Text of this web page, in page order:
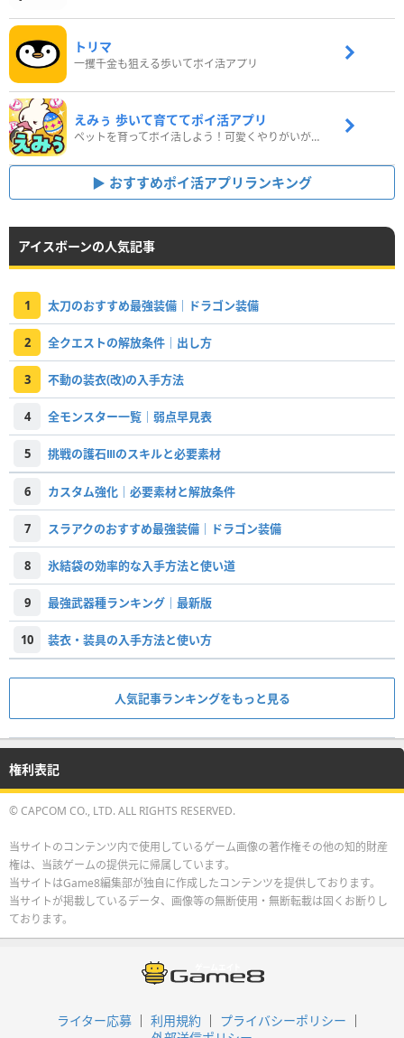
トリマ
一攫千金も狙える歩いてポイ活アプリ
えみぅ 歩いて育ててポイ活アプリ
ペットを育ってポイ活しよう！可愛くやりがいがある新感覚アプリ
おすすめポイ活アプリランキング
アイスボーンの人気記事
1 太刀のおすすめ最強装備｜ドラゴン装備
2 全クエストの解放条件｜出し方
3 不動の装衣(改)の入手方法
4 全モンスター一覧｜弱点早見表
5 挑戦の護石Ⅲのスキルと必要素材
6 カスタム強化｜必要素材と解放条件
7 スラアクのおすすめ最強装備｜ドラゴン装備
8 氷結袋の効率的な入手方法と使い道
9 最強武器種ランキング｜最新版
10 装衣・装具の入手方法と使い方
人気記事ランキングをもっと見る
権利表記
© CAPCOM CO., LTD. ALL RIGHTS RESERVED.
当サイトのコンテンツ内で使用しているゲーム画像の著作権その他の知的財産
権は、当該ゲームの提供元に帰属しています。
当サイトはGame8編集部が独自に作成したコンテンツを提供しております。
当サイトが掲載しているデータ、画像等の無断使用・無断転載は固くお断りし
ております。
ライター応募 利用規約
プライバシーポリシー